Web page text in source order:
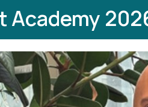
Academy